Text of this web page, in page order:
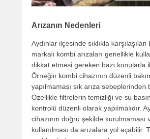
Arızanın Nedenleri
Aydınlar ilçesinde sıklıkla karşılaşılan
markalı kombi arızaları genellikle
dikkat etmesi gereken bazı konularla
Örneğin kombi cihazının düzenli
yapılmaması sık arıza sebeplerinden
Özellikle filtrelerin temizliği ve su
kontrolü düzenli olarak yapılmalıdır.
cihazının doğru şekilde kurulmaması
kullanılması da arızalara yol açabilir.